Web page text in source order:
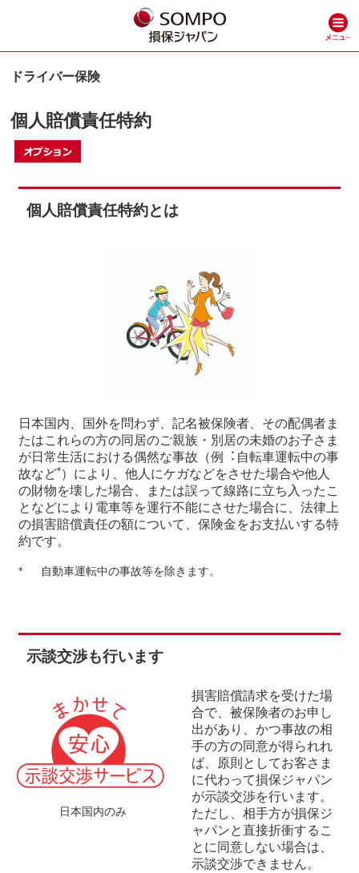
ドライバー保険
個⼈賠償責任特約
個⼈賠償責任特約とは
⽇本国内、国外を問わず、記名被保険者、その配偶者ま
たはこれらの⽅の同居のご親族・別居の未婚のお⼦さま
が⽇常⽣活における偶然な事故（例︓⾃転⾞運転中の事
故など*）により、他⼈にケガなどをさせた場合や他⼈
の財物を壊した場合、または誤って線路に⽴ち⼊ったこ
となどにより電⾞等を運⾏不能にさせた場合に、法律上
の損害賠償責任の額について、保険⾦をお⽀払いする特
約です。
* 自動車運転中の事故等を除きます。
⽰談交渉も⾏います
日本国内のみ
損害賠償請求を受けた場
合で、被保険者のお申し
出があり、かつ事故の相
⼿の⽅の同意が得られれ
ば、原則としてお客さま
に代わって損保ジャパン
が⽰談交渉を⾏います。
ただし、相⼿⽅が損保ジ
ャパンと直接折衝するこ
とに同意しない場合は、
⽰談交渉できません。